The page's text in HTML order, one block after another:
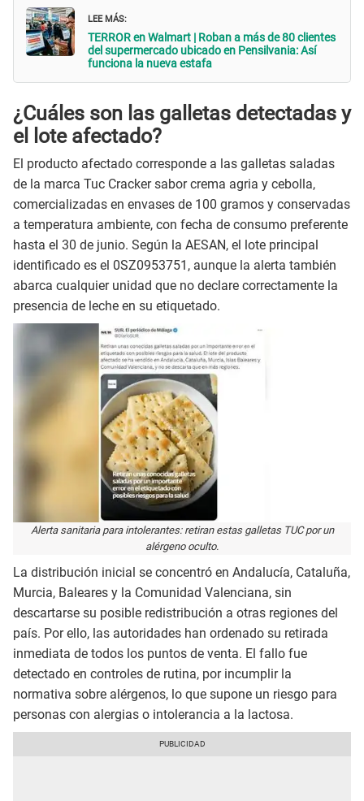
LEE MÁS:
TERROR en Walmart | Roban a más de 80 clientes
del supermercado ubicado en Pensilvania: Así
funciona la nueva estafa
¿Cuáles son las galletas detectadas y
el lote afectado?
El producto afectado corresponde a las galletas saladas
de la marca Tuc Cracker sabor crema agria y cebolla,
comercializadas en envases de 100 gramos y conservadas
a temperatura ambiente, con fecha de consumo preferente
hasta el 30 de junio. Según la AESAN, el lote principal
identificado es el 0SZ0953751, aunque la alerta también
abarca cualquier unidad que no declare correctamente la
presencia de leche en su etiquetado.
Alerta sanitaria para intolerantes: retiran estas galletas TUC por un
alérgeno oculto.
La distribución inicial se concentró en Andalucía, Cataluña,
Murcia, Baleares y la Comunidad Valenciana, sin
descartarse su posible redistribución a otras regiones del
país. Por ello, las autoridades han ordenado su retirada
inmediata de todos los puntos de venta. El fallo fue
detectado en controles de rutina, por incumplir la
normativa sobre alérgenos, lo que supone un riesgo para
personas con alergias o intolerancia a la lactosa.